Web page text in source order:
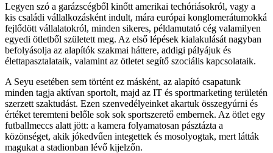
Legyen szó a garázscégből kinőtt amerikai techóriásokról, vagy a
kis családi vállalkozásként indult, mára európai konglomerátumokká
fejlődött vállalatokról, minden sikeres, példamutató cég valamilyen
egyedi ötletből született meg. Az első lépések kialakulását nagyban
befolyásolja az alapítók szakmai háttere, addigi pályájuk és
élettapasztalataik, valamint az ötletet segítő szociális kapcsolataik.
A Seyu esetében sem történt ez másként, az alapító csapatunk
minden tagja aktívan sportolt, majd az IT és sportmarketing területén
szerzett szaktudást. Ezen szenvedélyeinket akartuk összegyúrni és
értéket teremteni belőle sok sok sportszerető embernek. Az ötlet egy
futballmeccs alatt jött: a kamera folyamatosan pásztázta a
közönséget, akik jókedvűen integettek és mosolyogtak, mert látták
magukat a stadionban lévő kijelzőn.